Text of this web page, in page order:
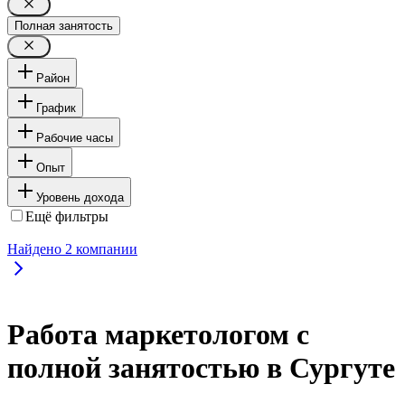
Полная занятость
Район
График
Рабочие часы
Опыт
Уровень дохода
Ещё фильтры
Найдено 2 компании
Работа маркетологом с
полной занятостью в Сургуте